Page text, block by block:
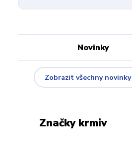
Novinky
Zobrazit všechny novinky
Značky krmiv